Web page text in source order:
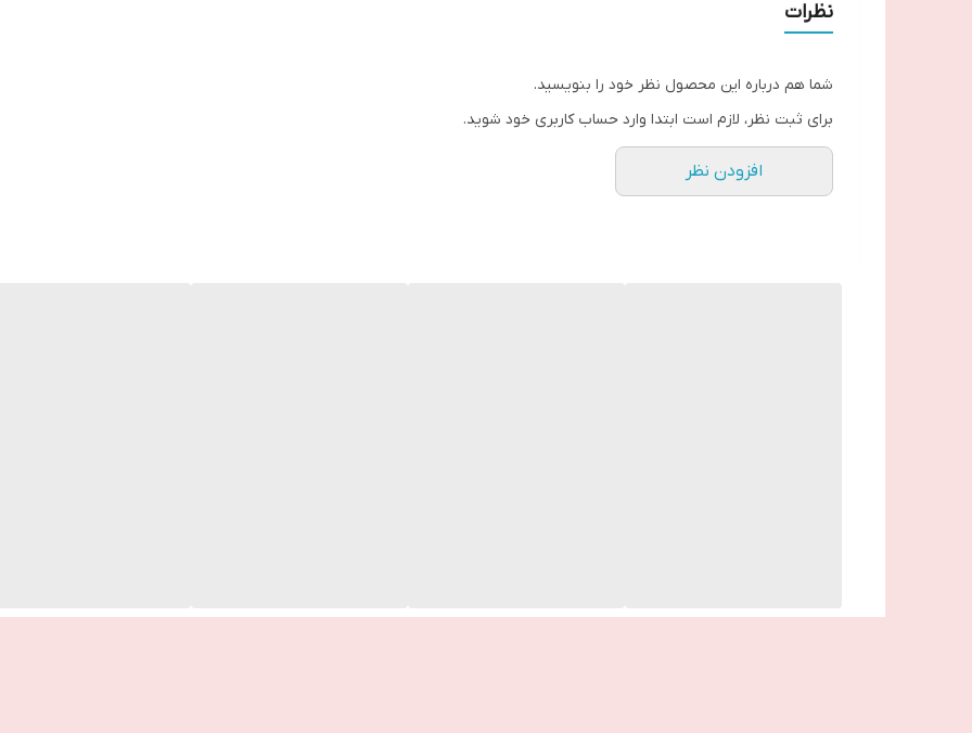
☑️تست شده توسط متخصصین پوست
نظرات
شما هم درباره این محصول نظر خود را بنویسید.
برای ثبت نظر، لازم است ابتدا وارد حساب کاربری خود شوید.
افزودن نظر